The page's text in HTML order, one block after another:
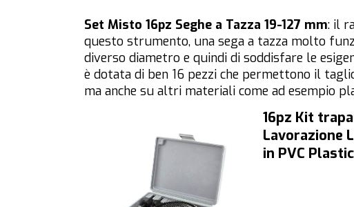
Set Misto 16pz Seghe a Tazza 19-127 mm: il
questo strumento, una sega a tazza molto
diverso diametro e quindi di soddisfare le
è dotata di ben 16 pezzi che permettono il
ma anche su altri materiali come ad esempio
16pz Kit
Lavorazione
in PVC